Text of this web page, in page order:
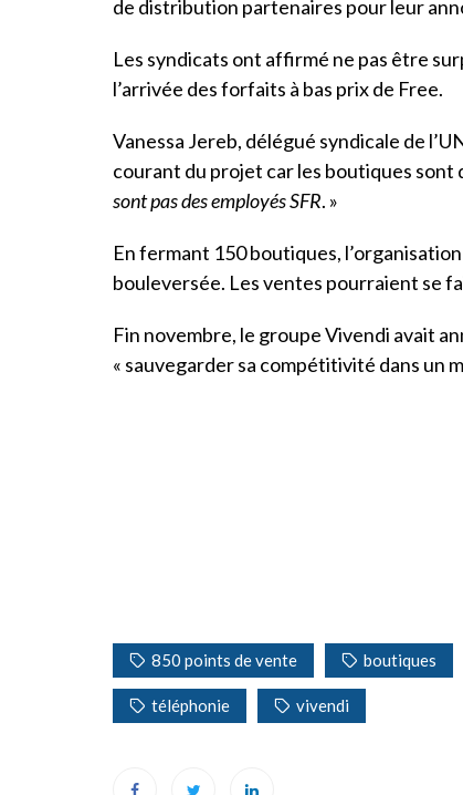
de distribution partenaires pour leur
Les syndicats ont affirmé ne pas être
l’arrivée des forfaits à bas prix de Free.
Vanessa Jereb, délégué syndicale de
courant du projet car les boutiques sont
sont pas des employés SFR. »
En fermant 150 boutiques,
bouleversée. Les ventes pourraient se
Fin novembre, le groupe Vivendi avait
« sauvegarder sa compétitivité dans un
850 points de vente boutiques
téléphonie vivendi